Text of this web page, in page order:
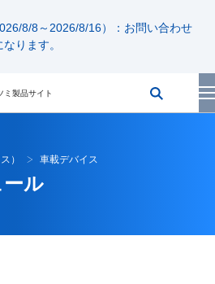
8/8～2026/8/16）：お問い合わせ
ります。
ミ製品サイト
） 車載デバイス
ル